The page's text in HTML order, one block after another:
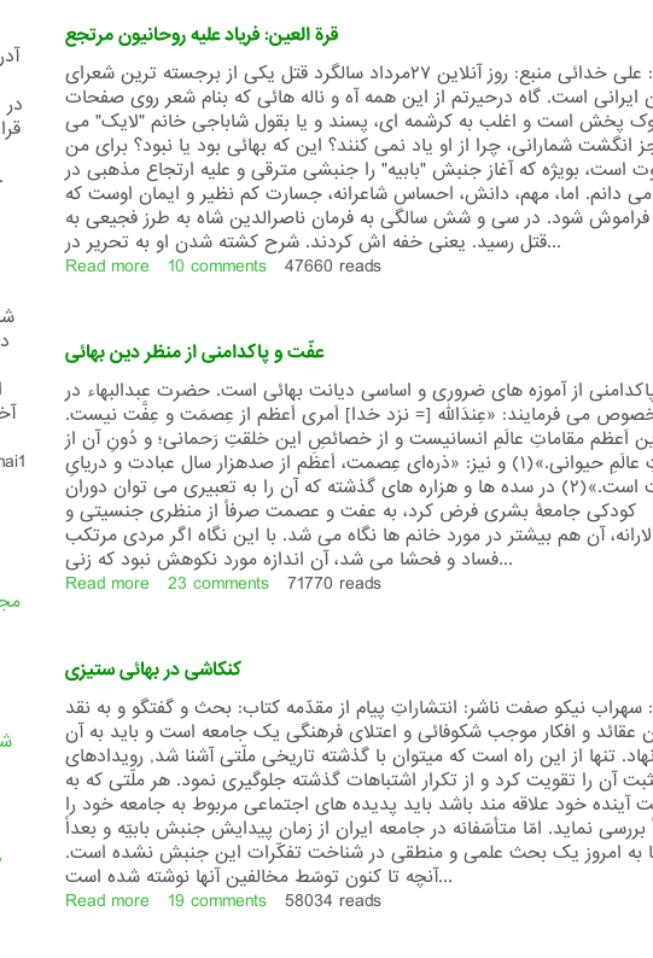
دنیای
آینده
قرة العین: فریاد علیه روحانیون مرتجع
نویسنده: علی خدائی منبع: روز آنلاین ۲۷مرداد سالگرد قتل یکی از برجسته ترین شعرای
ایرانی است. گاه درحیرتم از این همه آه و ناله هائی که بنام شعر روی صفحات
پخش است و اغلب به کرشمه ای، پسند و یا بقول شاباجی خانم "لایک" می
انگشت شمارانی، چرا از او یاد نمی کنند؟ این که بهائی بود یا نبود؟ برای من
است، بویژه که آغاز جنبش "بابیه" را جنبشی مترقی و علیه ارتجاع مذهبی در
دانم. اما، مهم، دانش، احساس شاعرانه، جسارت کم نظیر و ایمان اوست که
فراموش شود. در سی و شش سالگی به فرمان ناصرالدین شاه به طرز فجیعی به
قتل رسید. یعنی خفه اش کردند. شرح کشته شدن او به تحریر در...
Read more about
فریاد
علیه
روحانیون
مرتجع
10 comments 47660 reads
عفّت و پاکدامنی از منظر دین بهائی
از آموزه های ضروری و اساسی دیانت بهائی است. حضرت عبدالبهاء در
می فرمایند: «عِندَاللّه [= نزد خدا] اَمری اَعظم از عِصمَت و عِفَّت نیست.
اَعظم مقاماتِ عالَمِ انسانیست و از خصائصِ این خلقتِ رَحمانی؛ و دُونِ آن از
مُقتضیاتِ عالَمِ حیوانی.»(١) و نیز: «ذره‌ای عِصمت، اَعظَم از صدهزار سال عبادت و دریایِ
معرفت است.»(٢) در سده ها و هزاره های گذشته که آن را به تعبیری می توان دوران
کودکی جامعۀ بشری فرض کرد، به عفت و عصمت صرفاً از منظری جنسیتی و
آن هم بیشتر در مورد خانم ها نگاه می شد. با این نگاه اگر مردی مرتکب
فساد و فحشا می شد، آن اندازه مورد نکوهش نبود که زنی...
Read more about
پاکدامنی
از
منظر
دین
بهائی
23 comments 71770 reads
کنکاشی در بهائی ستيزی
سهراب نیکو صفت ناشر: انتشاراتِ پیام از مقدّمه کتاب: بحث و گفتگو و به نقد
عقائد و افکار موجب شکوفائی و اعتلای فرهنگی يک جامعه است و بايد به آن
تنها از این راه است که میتوان با گذشته تاریخی ملّتی آشنا شد, رویدادهای
آن را تقویت کرد و از تکرار اشتباهات گذشته جلوگیری نمود. هر ملّتی که به
آینده خود علاقه مند باشد باید پدیده های اجتماعی مربوط به جامعه خود را
بررسی نماید. امّا متأسّفانه در جامعه ایران از زمان پيدايش جنبش بابیّه و بعداً
تا به امروز یک بحث علمی و منطقی در شناخت تفکّرات این جنبش نشده است.
آنچه تا کنون توسّط مخالفین آنها نوشته شده است...
Read more about
19 comments 58034 reads
اسکایپ با شما هماهنگ خواهد نمود.